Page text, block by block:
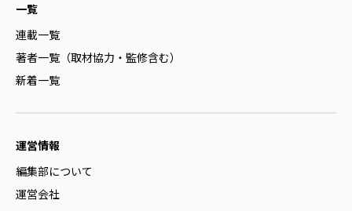
一覧
連載一覧
著者一覧（取材協力・監修含む）
新着一覧
運営情報
編集部について
運営会社